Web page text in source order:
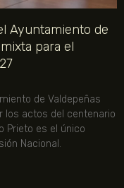
Ayuntamiento de
para el
de Valdepeñas
los actos del centenario
Prieto es el único
Nacional.